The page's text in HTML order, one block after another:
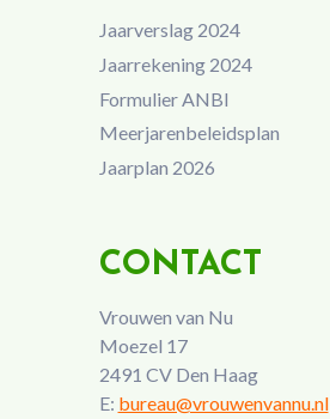
Jaarverslag 2024
Jaarrekening 2024
Formulier ANBI
Meerjarenbeleidsplan
Jaarplan 2026
CONTACT
Vrouwen van Nu
Moezel 17
2491 CV Den Haag
E: bureau@vrouwenvannu.nl